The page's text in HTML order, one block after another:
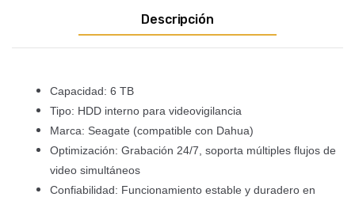
Descripción
Capacidad: 6 TB
Tipo: HDD interno para videovigilancia
Marca: Seagate (compatible con Dahua)
Optimización: Grabación 24/7, soporta múltiples flujos de
video simultáneos
Confiabilidad: Funcionamiento estable y duradero en